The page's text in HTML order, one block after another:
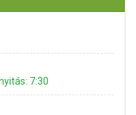
7:30